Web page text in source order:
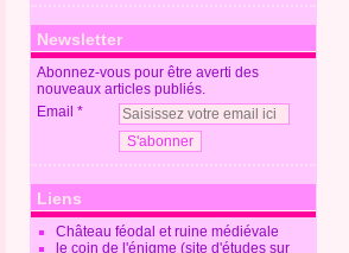
Newsletter
Abonnez-vous pour être averti des
nouveaux articles publiés.
Email
Liens
Château féodal et ruine médiévale
le coin de l'énigme (site d'études sur